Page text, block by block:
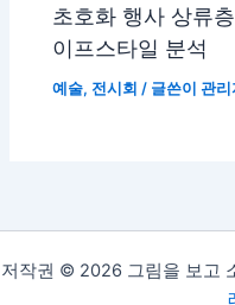
초호화 행사 상류
이프스타일 분석
예술, 전시회 / 글쓴이관리
저작권 © 2026 그림을 보고